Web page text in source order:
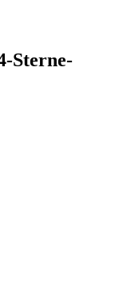
Sterne-